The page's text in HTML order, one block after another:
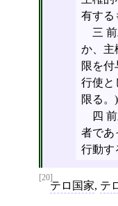
有する
三
か、主
限を
行使と
限る。)
四
者であ
行動す
[20]
テロ国家, テ